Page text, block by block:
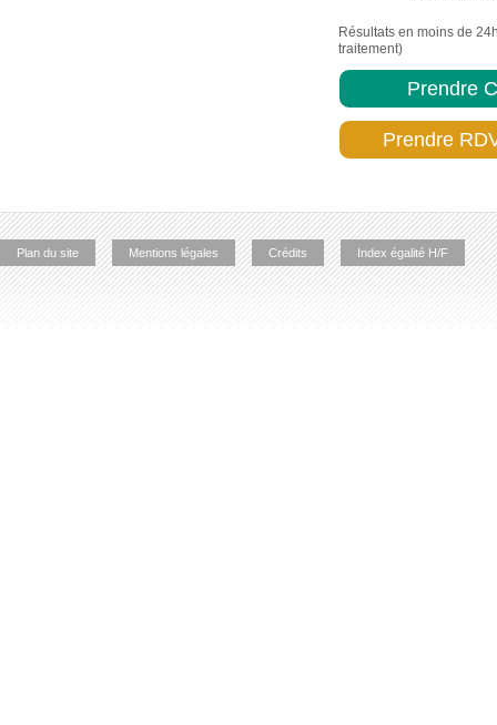
Résultats en moins de
traitement)
Prendre
Prendre
Plan du site Mentions légales Crédits Index égalité H/F